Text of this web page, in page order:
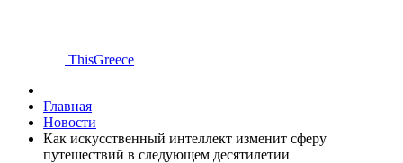
ThisGreece
Главная
Новости
Как искусственный интеллект изменит сферу
путешествий в следующем десятилетии